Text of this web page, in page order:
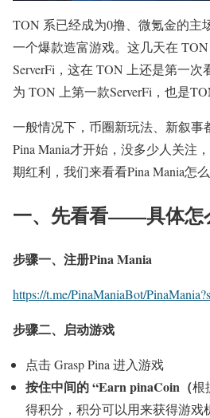
TON 系已经成为0撸、微氪金的主
一个爆款造富游戏。这几天在
ServerFi，这在 TON 上还是第一次
为 TON 上第一款ServerFi，也是
一般情况下，币圈新玩法、新叙事
Pina Mania才开始，没多少人关注
期红利，我们来看看Pina Mania怎么
一、先看看——具体怎
步骤一、注册Pina Mania
https://t.me/PinaManiaBot/
步骤二、启动游戏
点击 Grasp Pina 进入游戏
按住中间的 “Earn pinaCoin（根
得积分，积分可以用来获得游戏